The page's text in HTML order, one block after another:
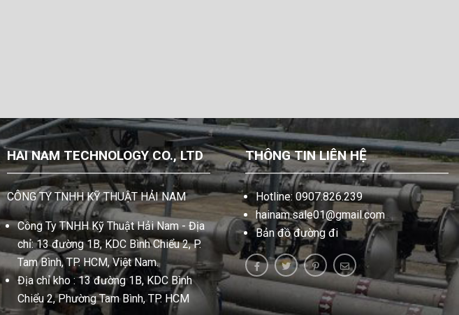
HAI NAM TECHNOLOGY CO., LTD
CÔNG TY TNHH KỸ THUẬT HẢI NAM
Công Ty TNHH Kỹ Thuật Hải Nam - Địa
chỉ: 13 đường 1B, KDC Bình Chiểu 2, P.
Tam Bình, TP. HCM, Việt Nam.
Địa chỉ kho : 13 đường 1B, KDC Bình
Chiểu 2, Phường Tam Bình, TP. HCM
THÔNG TIN LIÊN HỆ
Hotline: 0907.826.239
hainam.sale01@gmail.com
Bản đồ đường đi